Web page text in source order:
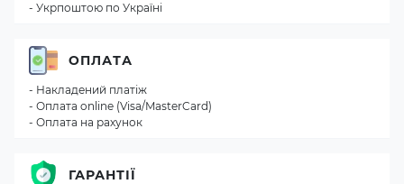
- Укрпоштою по Україні
ОПЛАТА
- Накладений платіж
- Оплата online (Visa/MasterCard)
- Оплата на рахунок
ГАРАНТІЇ